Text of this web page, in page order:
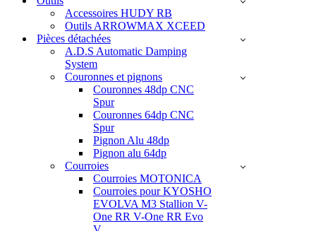
Accessoires HUDY RB
Outils ARROWMAX XCEED
Pièces détachées
A.D.S Automatic Damping
System
Couronnes et pignons
Couronnes 48dp CNC
Spur
Couronnes 64dp CNC
Spur
Pignon Alu 48dp
Pignon alu 64dp
Courroies
Courroies MOTONICA
Courroies pour KYOSHO
EVOLVA M3 Stallion V-
One RR V-One RR Evo